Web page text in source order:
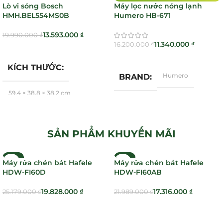
Lò vi sóng Bosch
HMH.BEL554MS0B
19.990.000₫13.593.000 ₫
KÍCH THƯỚC
59,4 × 38,8 × 38,2 cm
Máy lọc nước nóng lạnh
Humero HB-671
16.200.000₫11.340.000 ₫
BRAND Humero
SẢN PHẨM KHUYẾN MÃI
-21%
Máy rửa chén bát Hafele
HDW-FI60D
25.179.000₫19.828.000 ₫
-21%
Máy rửa chén bát Hafele
HDW-FI60AB
21.989.000₫17.316.000 ₫